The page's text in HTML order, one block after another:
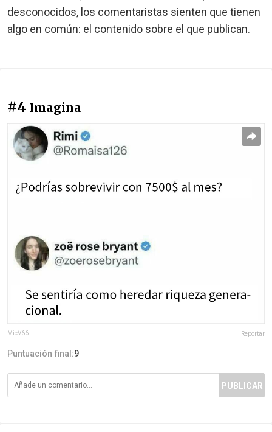
desconocidos, los comentaristas sienten que tienen
algo en común: el contenido sobre el que publican.
#4 Imagina
MicV66 Reportar
Puntuación final:9
PUBLICAR